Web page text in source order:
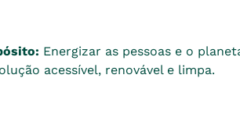
Energizar as pessoas e o
acessível, renovável e limpa.